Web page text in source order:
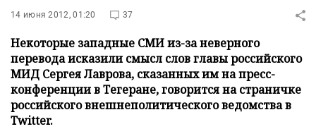
14 июня 2012, 01:20 37
Некоторые западные СМИ из-за неверного
перевода исказили смысл слов главы российского
МИД Сергея Лаврова, сказанных им на пресс-
конференции в Тегеране, говорится на страничке
российского внешнеполитического ведомства в
Twitter.